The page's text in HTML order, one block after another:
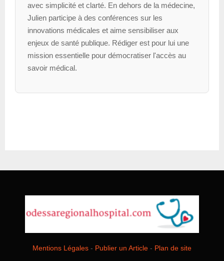
avec simplicité et clarté. En dehors de la médecine,
Julien participe à des conférences sur les
innovations médicales et aime sensibiliser aux
enjeux de santé publique. Rédiger est pour lui une
mission essentielle pour démocratiser l'accès au
savoir médical.
Mentions Légales - Publier un Article - Plan de site